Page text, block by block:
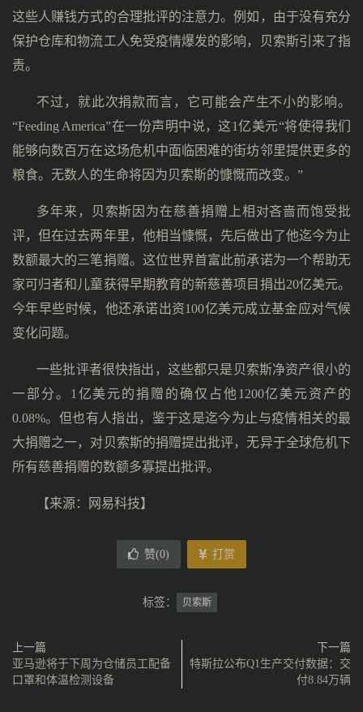
这些人赚钱方式的合理批评的注意力。例如，由于没有充分
保护仓库和物流工人免受疫情爆发的影响，贝索斯引来了指
责。
不过，就此次捐款而言，它可能会产生不小的影响。
“Feeding America”在一份声明中说，这1亿美元“将使得我们
能够向数百万在这场危机中面临困难的街坊邻里提供更多的
粮食。无数人的生命将因为贝索斯的慷慨而改变。”
多年来，贝索斯因为在慈善捐赠上相对吝啬而饱受批
评，但在过去两年里，他相当慷慨，先后做出了他迄今为止
数额最大的三笔捐赠。这位世界首富此前承诺为一个帮助无
家可归者和儿童获得早期教育的新慈善项目捐出20亿美元。
今年早些时候，他还承诺出资100亿美元成立基金应对气候
变化问题。
一些批评者很快指出，这些都只是贝索斯净资产很小的
一部分。1亿美元的捐赠的确仅占他1200亿美元资产的
0.08%。但也有人指出，鉴于这是迄今为止与疫情相关的最
大捐赠之一，对贝索斯的捐赠提出批评，无异于全球危机下
所有慈善捐赠的数额多寡提出批评。
【来源： 网易科技】
赞(0) 打赏
标签： 贝索斯
上一篇
亚马逊将于下周为仓储员工配备
口罩和体温检测设备
下一篇
特斯拉公布Q1生产交付数据：交
付8.84万辆